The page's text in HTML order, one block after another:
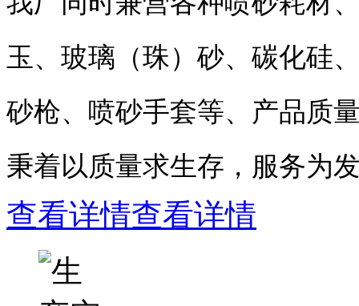
玉、玻璃（珠）砂、碳化硅
砂枪、喷砂手套等、产品质
秉着以质量求生存，服务为
查看详情查看详情